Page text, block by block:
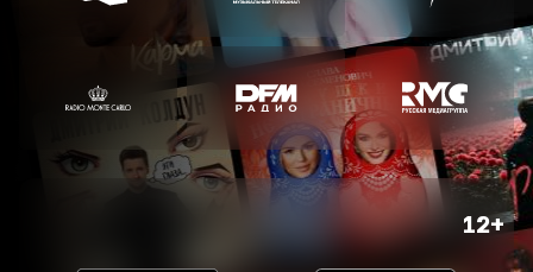
12+